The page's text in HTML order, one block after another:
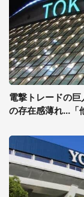
電撃トレードの
の存在感薄れ...「